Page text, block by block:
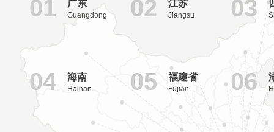
01 广东
Guangdong 02 江苏
Jiangsu 03
04 海南
Hainan 05 福建省
Fujian 06